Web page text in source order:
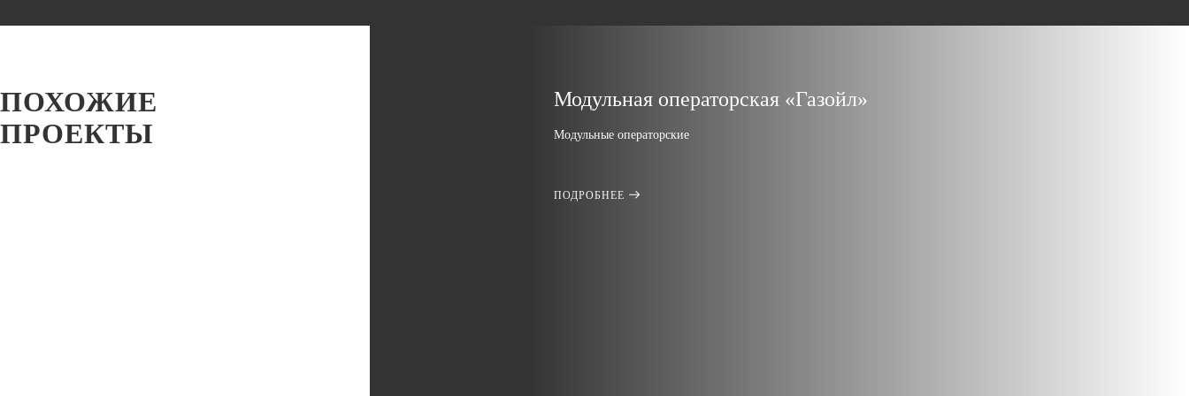
ПОХОЖИЕ
ПРОЕКТЫ
Модульная операторская «Газойл»
Модульные операторские
ПОДРОБНЕЕ